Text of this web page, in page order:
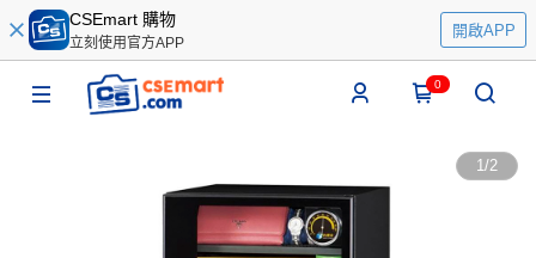
CSEmart 購物
立刻使用官方APP
開啟APP
0
1/2